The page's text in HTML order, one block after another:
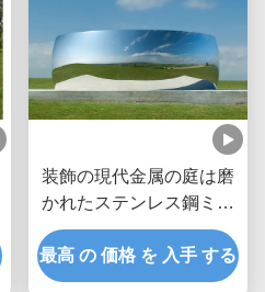
装飾の現代金属の庭は磨
かれたステンレス鋼ミラ
ーを彫ります
最高 の 価格 を 入手 する